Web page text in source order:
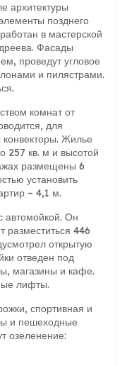
архитектуры
позднего
в мастерской
Фасады
проведут угловое
и пилястрами.
комнат от
для
конвекторы. Жилье
257 кв. м и высотой
размещены 6
установить
– 4,1 м.
автомойкой. Он
разместиться 446
открытую
отведен под
магазины и кафе.
лифты.
спортивная и
и пешеходные
озеленение: